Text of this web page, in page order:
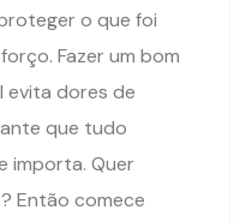
o que foi
Fazer um bom
evita dores de
que tudo
importa. Quer
Então comece